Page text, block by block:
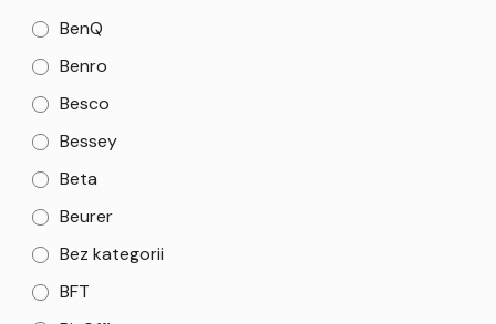
BenQ
Benro
Besco
Bessey
Beta
Beurer
Bez kategorii
BFT